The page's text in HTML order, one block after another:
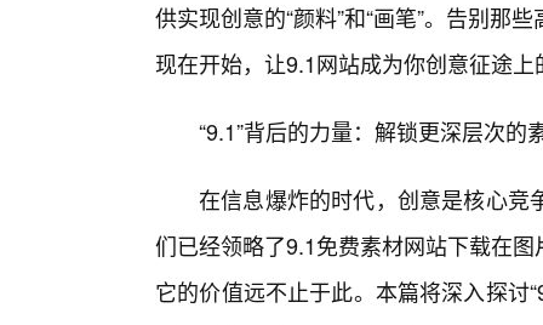
供实现创意的“颜料”和“画笔”。告别那
现在开始，让9.1网站成为你创意征途
“9.1”背后的力量：解锁更深层次
在信息爆炸的时代，创意是核心竞
们已经领略了9.1免费素材网站下载在
它的价值远不止于此。本篇将深入探讨